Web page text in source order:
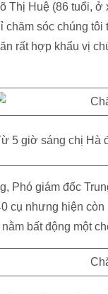
Thị Huệ (86 tuổi,
chăm sóc chúng
rất hợp khẩu vị
5 giờ sáng chị Hà
Phó giám đốc
cụ nhưng hiện còn
bất động một